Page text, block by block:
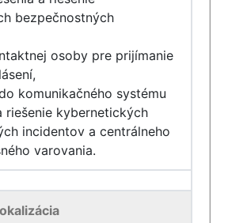
bezpečnostných
osoby pre prijímanie
komunikačného systému
riešenie kybernetických
incidentov a centrálneho
varovania.